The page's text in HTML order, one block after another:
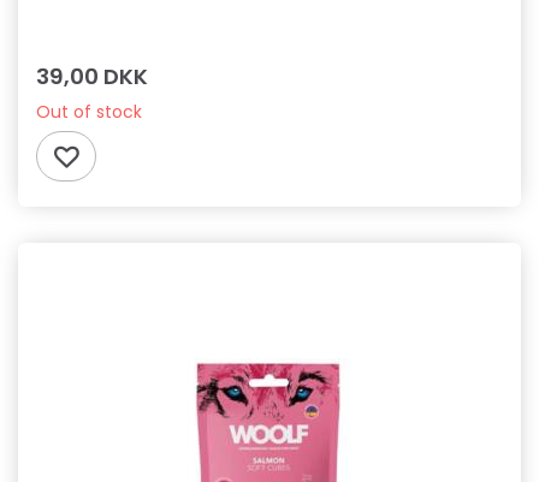
39,00 DKK
Out of stock